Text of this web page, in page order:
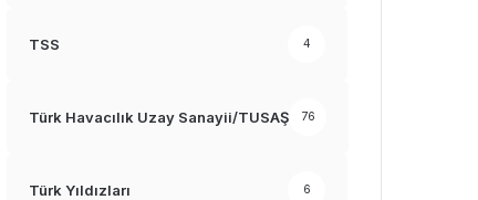
TSS 4
Türk Havacılık Uzay Sanayii/TUSAŞ 76
Türk Yıldızları 6